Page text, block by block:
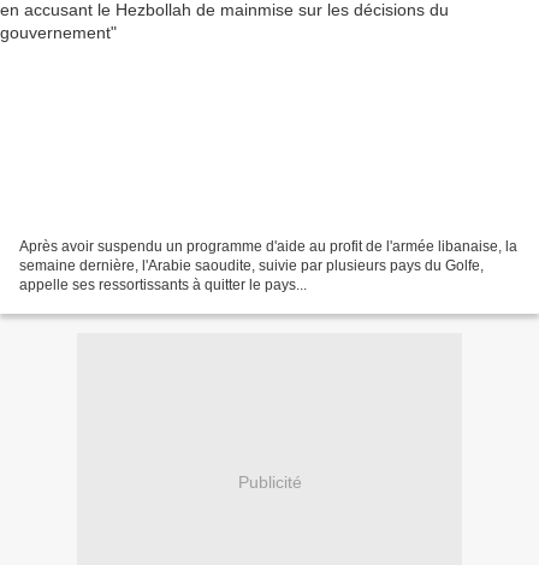
Après avoir suspendu un programme d'aide au profit de l'armée libanaise, la
semaine dernière, l'Arabie saoudite, suivie par plusieurs pays du Golfe,
appelle ses ressortissants à quitter le pays...
Publicité